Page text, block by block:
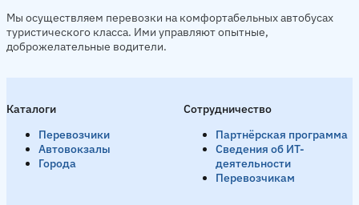
Мы осуществляем перевозки на комфортабельных автобусах
туристического класса. Ими управляют опытные,
доброжелательные водители.
Каталоги
Перевозчики
Автовокзалы
Города
Сотрудничество
Партнёрская программа
Сведения об ИТ-
деятельности
Перевозчикам